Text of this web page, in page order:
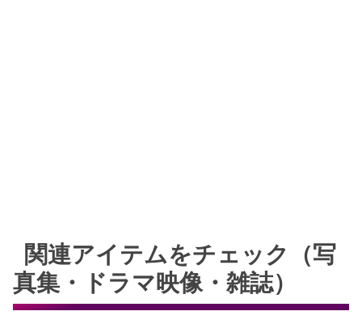
関連アイテムをチェック（写
真集・ドラマ映像・雑誌）